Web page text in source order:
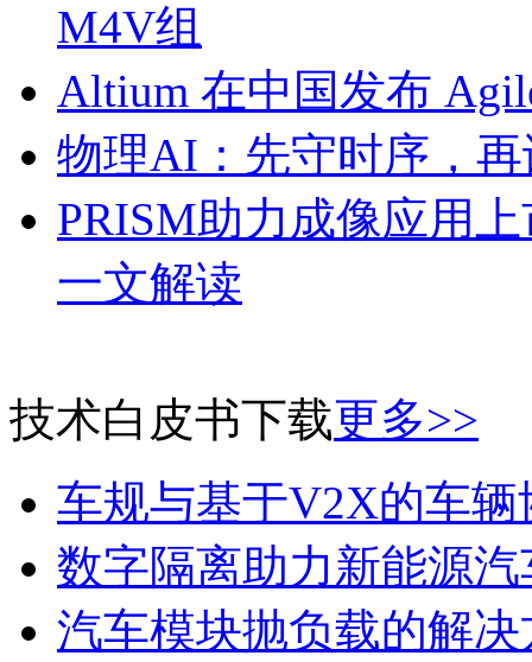
M4V组
Altium 在中国发布
物理AI：先守时序，
PRISM助力成像应用
一文解读
技术白皮书下载更多>>
车规与基于V2X的车
数字隔离助力新能源
汽车模块抛负载的解决